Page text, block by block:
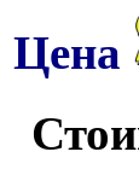
Цена